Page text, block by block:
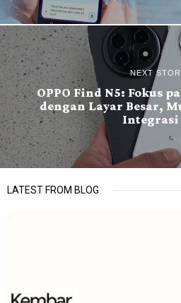
NEXT
OPPO Find N5: Fokus
dengan Layar Besar,
Integrasi
LATEST FROM BLOG